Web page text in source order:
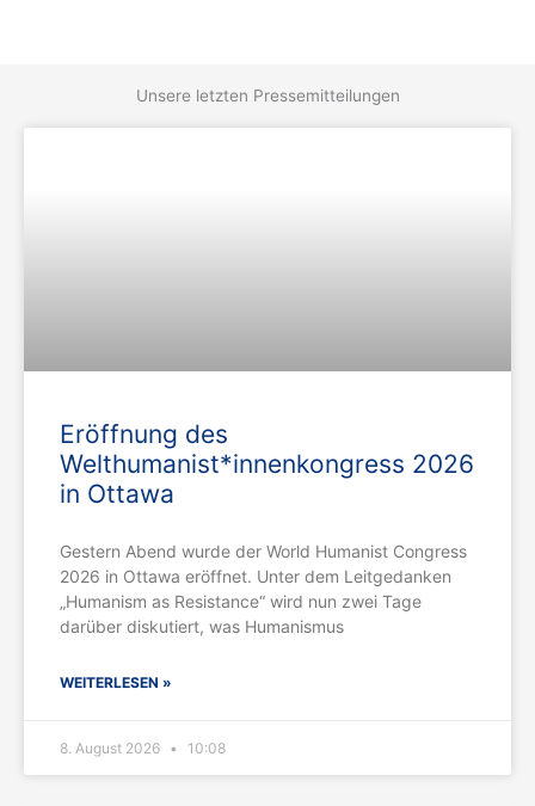
Unsere letzten Pressemitteilungen
Eröffnung des
Welthumanist*innenkongress 2026
in Ottawa
Gestern Abend wurde der World Humanist Congress
2026 in Ottawa eröffnet. Unter dem Leitgedanken
„Humanism as Resistance“ wird nun zwei Tage
darüber diskutiert, was Humanismus
WEITERLESEN »
8. August 2026 10:08